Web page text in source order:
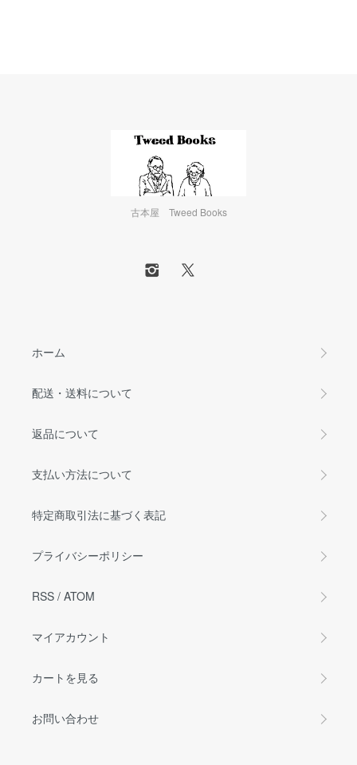
古本屋 Tweed Books
ホーム
配送・送料について
返品について
支払い方法について
特定商取引法に基づく表記
プライバシーポリシー
RSS / ATOM
マイアカウント
カートを見る
お問い合わせ